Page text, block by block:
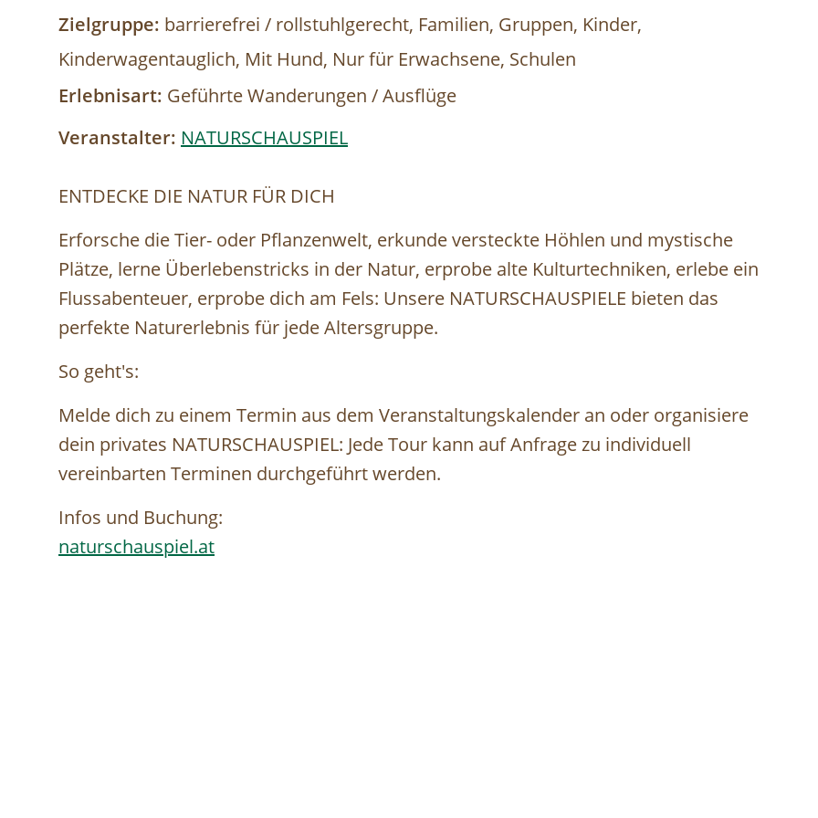
Zielgruppe: barrierefrei / rollstuhlgerecht, Familien, Gruppen, Kinder,
Kinderwagentauglich, Mit Hund, Nur für Erwachsene, Schulen
Erlebnisart: Geführte Wanderungen / Ausflüge
Veranstalter: NATURSCHAUSPIEL
ENTDECKE DIE NATUR FÜR DICH
Erforsche die Tier- oder Pflanzenwelt, erkunde versteckte Höhlen⁠ und mystische
Plätze, lerne Überlebenstricks in der Natur,⁠ erprobe alte Kulturtechniken, erlebe ein
Flussabenteuer, erprobe dich am Fels: Unsere NATURSCHAUSPIELE bieten das
perfekte Naturerlebnis für jede Altersgruppe.⁠ ⁠
So geht's:⁠
Melde dich zu einem Termin aus dem Veranstaltungskalender an oder organisiere
dein privates NATURSCHAUSPIEL: Jede Tour kann auf Anfrage zu individuell
vereinbarten Terminen durchgeführt werden. ⁠
Infos und Buchung:
naturschauspiel.at